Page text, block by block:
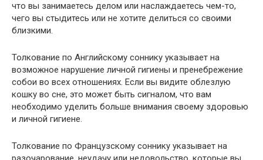
что вы занимаетесь делом или наслаждаетесь чем-то,
чего вы стыдитесь или не хотите делиться со своими
близкими.
Толкование по Английскому соннику указывает на
возможное нарушение личной гигиены и пренебрежение
собои во всех отношениях. Если вы видите облезлую
кошку во сне, это может быть сигналом, что вам
необходимо уделить больше внимания своему здоровью
и личной гигиене.
Толкование по Французскому соннику указывает на